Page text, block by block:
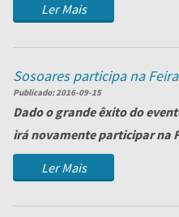
Ler Mais
Sosoares participa na
Publicado:2016-09-15
Dado o grande êxito do
irá novamente participar na
suas mais rec...
Ler Mais